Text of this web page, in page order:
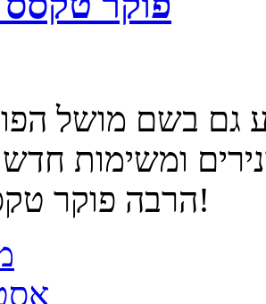
ומשימות
הרבה פוקר טקסס הולדם!